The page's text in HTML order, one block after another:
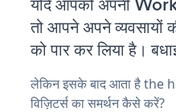
तो आपने अपने व्यवसायों
को पार कर लिया है।
लेकिन इसके बाद आता है
विज़िटर्स का समर्थन कैसे करें?